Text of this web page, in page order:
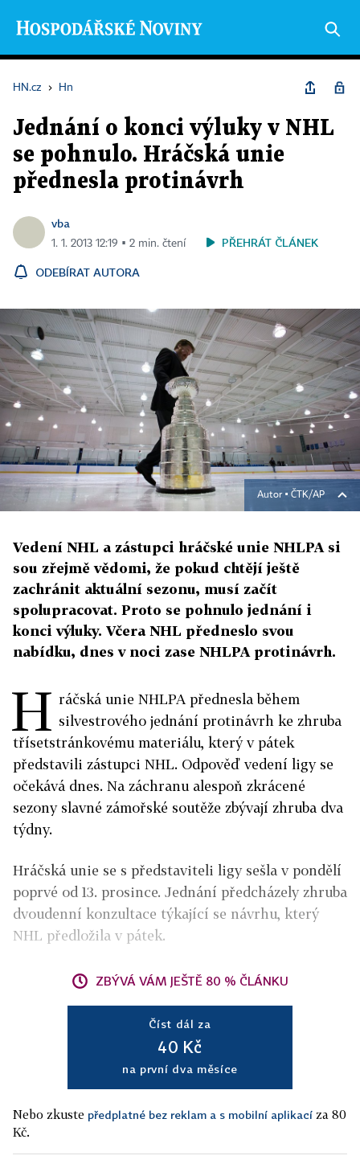
HN.cz › Hn
Jednání o konci výluky v NHL
se pohnulo. Hráčská unie
přednesla protinávrh
vba
1. 1. 2013 12:19 ▪ 2 min. čtení PŘEHRÁT ČLÁNEK
ODEBÍRAT AUTORA
Autor ▪ ČTK/AP
Vedení NHL a zástupci hráčské unie NHLPA si
sou zřejmě vědomi, že pokud chtějí ještě
zachránit aktuální sezonu, musí začít
spolupracovat. Proto se pohnulo jednání i
konci výluky. Včera NHL předneslo svou
nabídku, dnes v noci zase NHLPA protinávrh.
H ráčská unie NHLPA přednesla během
silvestrového jednání protinávrh ke zhruba
třísetstránkovému materiálu, který v pátek
představili zástupci NHL. Odpověď vedení ligy se
očekává dnes. Na záchranu alespoň zkrácené
sezony slavné zámořské soutěže zbývají zhruba dva
týdny.
Hráčská unie se s představiteli ligy sešla v pondělí
poprvé od 13. prosince. Jednání předcházely zhruba
dvoudenní konzultace týkající se návrhu, který
NHL předložila v pátek.
ZBÝVÁ VÁM JEŠTĚ 80 % ČLÁNKU
Číst dál za
40 Kč
na první dva měsíce
Nebo zkuste předplatné bez reklam a s mobilní aplikací za 80
Kč.